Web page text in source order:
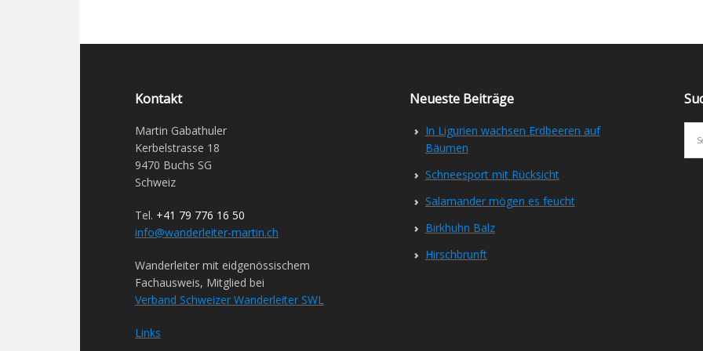
Kontakt
Martin Gabathuler
Kerbelstrasse 18
9470 Buchs SG
Schweiz
Tel. +41 79 776 16 50
info@wanderleiter-martin.ch
Wanderleiter mit eidgenössischem
Fachausweis, Mitglied bei
Verband Schweizer Wanderleiter SWL
Links
Neueste Beiträge
In Ligurien wachsen Erdbeeren auf
Bäumen
Schneesport mit Rücksicht
Salamander mögen es feucht
Birkhuhn Balz
Hirschbrunft